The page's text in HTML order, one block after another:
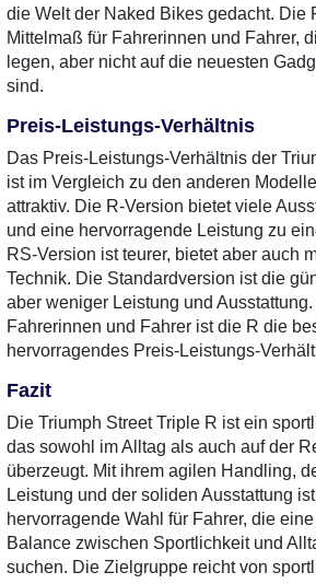
die Welt der Naked Bikes gedacht. Die
Mittelmaß für Fahrerinnen und Fahrer,
legen, aber nicht auf die neuesten
sind.
Preis-Leistungs-Verhältnis
Das Preis-Leistungs-Verhältnis der
ist im Vergleich zu den anderen
attraktiv. Die R-Version bietet viele
und eine hervorragende Leistung zu
RS-Version ist teurer, bietet aber auch
Technik. Die Standardversion ist die
aber weniger Leistung und
Fahrerinnen und Fahrer ist die R die
hervorragendes Preis-Leistungs-
Fazit
Die Triumph Street Triple R ist ein
das sowohl im Alltag als auch auf der
überzeugt. Mit ihrem agilen Handling,
Leistung und der soliden Ausstattung
hervorragende Wahl für Fahrer, die
Balance zwischen Sportlichkeit und
suchen. Die Zielgruppe reicht von